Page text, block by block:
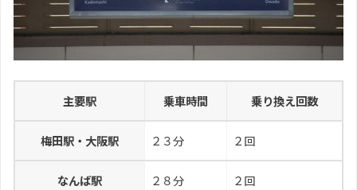
主要駅 乗車時間 乗り換え回数
梅田駅・大阪駅 ２３分 ２回
なんば駅 ２８分 ２回